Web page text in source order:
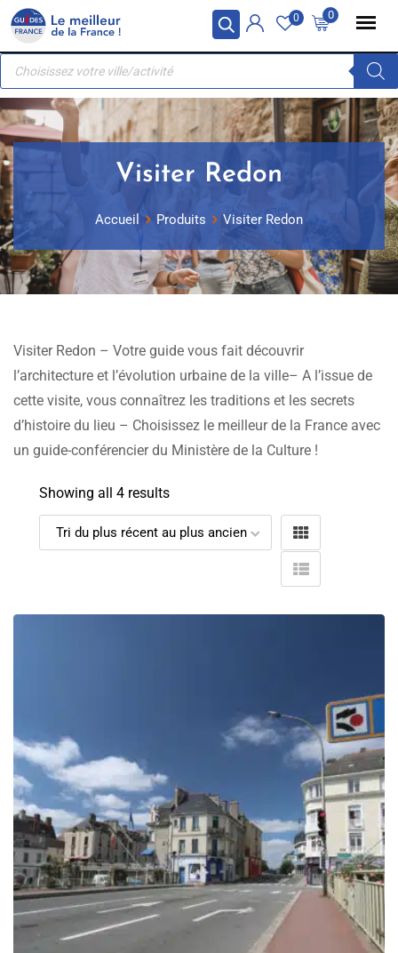
Panneau de gestion des cookies
Skip
content
0
0
Recherche
produits
Visiter Redon
Accueil Produits Visiter Redon
Visiter Redon – Votre guide vous fait découvrir
l’architecture et l’évolution urbaine de la ville– A l’issue de
cette visite, vous connaîtrez les traditions et les secrets
d’histoire du lieu – Choisissez le meilleur de la France avec
un guide-conférencier du Ministère de la Culture !
Showing all 4 results